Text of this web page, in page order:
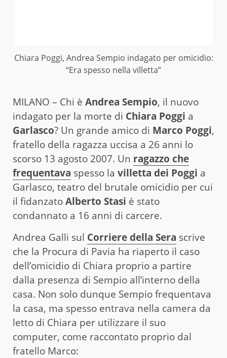
Chiara Poggi, Andrea Sempio indagato per omicidio:
“Era spesso nella villetta”
MILANO – Chi è Andrea Sempio, il nuovo
indagato per la morte di Chiara Poggi a
Garlasco? Un grande amico di Marco Poggi,
fratello della ragazza uccisa a 26 anni lo
scorso 13 agosto 2007. Un ragazzo che
frequentava spesso la villetta dei Poggi a
Garlasco, teatro del brutale omicidio per cui
il fidanzatoAlberto Stasi è stato
condannato a 16 anni di carcere.
Andrea Galli sul Corriere della Sera scrive
che la Procura di Pavia ha riaperto il caso
dell’omicidio di Chiara proprio a partire
dalla presenza di Sempio all’interno della
casa. Non solo dunque Sempio frequentava
la casa, ma spesso entrava nella camera da
letto di Chiara per utilizzare il suo
computer, come raccontato proprio dal
fratello Marco: